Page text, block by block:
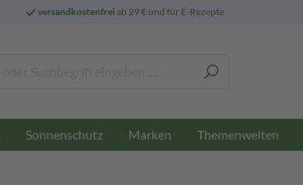
versandkostenfreiab 29 € und für E-Rezepte
Sonnenschutz Marken Themenwelten